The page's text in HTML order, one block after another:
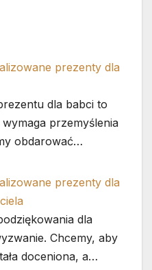
prezenty dla
dla babci to
przemyślenia
obdarować…
prezenty dla
dla
Chcemy, aby
doceniona, a…